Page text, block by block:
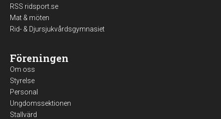
RSS ridsport.se
Mat & möten
Rid- & Djursjukvårdsgymnasiet
Föreningen
Om oss
Styrelse
Personal
Ungdomssektionen
Stallvärd